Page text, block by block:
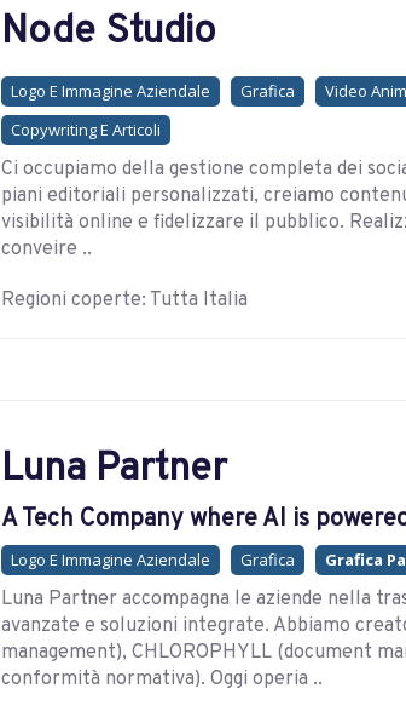
Node Studio
Logo E Immagine Aziendale Grafica Video
Copywriting E Articoli
Ci occupiamo della gestione completa dei
piani editoriali personalizzati, creiamo
visibilità online e fidelizzare il pubblico.
conveire ..
Regioni coperte: Tutta Italia
Luna Partner
A Tech Company where AI is
Logo E Immagine Aziendale Grafica Grafica
Luna Partner accompagna le aziende nella
avanzate e soluzioni integrate. Abbiamo
management), CHLOROPHYLL (document
conformità normativa). Oggi operia ..